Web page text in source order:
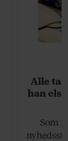
Alle
han
Som